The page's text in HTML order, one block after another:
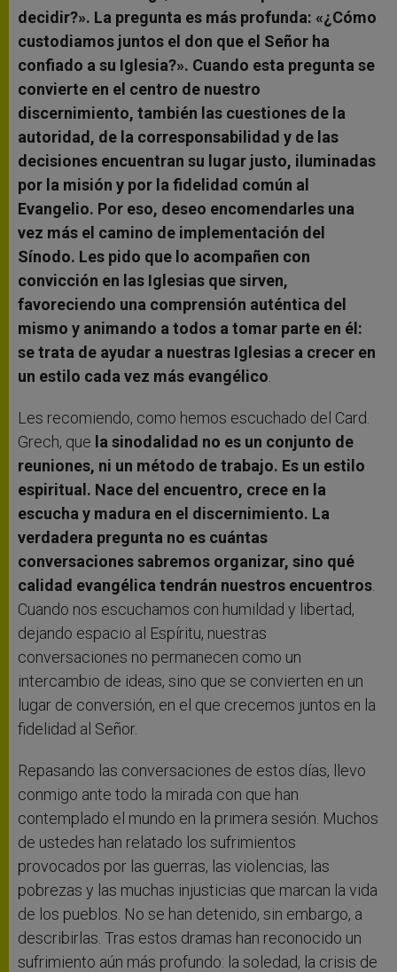
decidir?». La pregunta es más profunda: «¿Cómo
custodiamos juntos el don que el Señor ha
confiado a su Iglesia?». Cuando esta pregunta se
convierte en el centro de nuestro
discernimiento, también las cuestiones de la
autoridad, de la corresponsabilidad y de las
decisiones encuentran su lugar justo, iluminadas
por la misión y por la fidelidad común al
Evangelio. Por eso, deseo encomendarles una
vez más el camino de implementación del
Sínodo. Les pido que lo acompañen con
convicción en las Iglesias que sirven,
favoreciendo una comprensión auténtica del
mismo y animando a todos a tomar parte en él:
se trata de ayudar a nuestras Iglesias a crecer en
un estilo cada vez más evangélico
Les recomiendo, como hemos escuchado del Card.
Grech, que la sinodalidad no es un conjunto de
reuniones, ni un método de trabajo. Es un estilo
espiritual. Nace del encuentro, crece en la
escucha y madura en el discernimiento. La
verdadera pregunta no es cuántas
conversaciones sabremos organizar, sino qué
calidad evangélica tendrán nuestros encuentros
Cuando nos escuchamos con humildad y libertad,
dejando espacio al Espíritu, nuestras
conversaciones no permanecen como un
intercambio de ideas, sino que se convierten en un
lugar de conversión, en el que crecemos juntos en la
fidelidad al Señor.
Repasando las conversaciones de estos días, llevo
conmigo ante todo la mirada con que han
contemplado el mundo en la primera sesión. Muchos
de ustedes han relatado los sufrimientos
provocados por las guerras, las violencias, las
pobrezas y las muchas injusticias que marcan la vida
de los pueblos. No se han detenido, sin embargo, a
describirlas. Tras estos dramas han reconocido un
sufrimiento aún más profundo: la soledad, la crisis de